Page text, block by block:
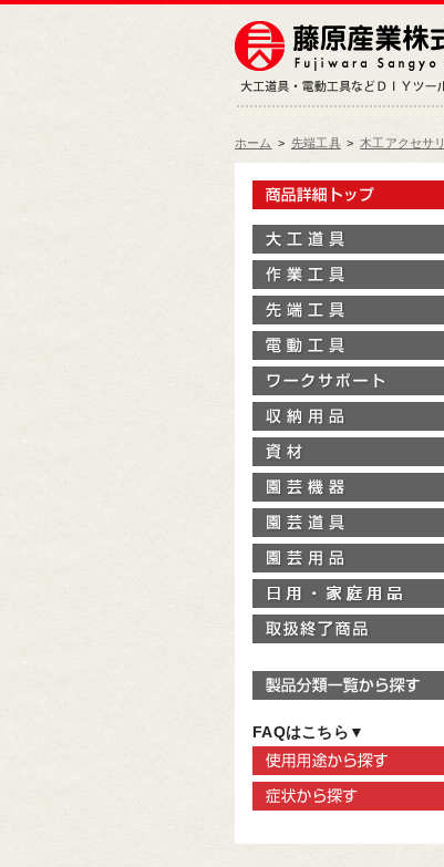
ホーム > 先端工具 > 木工アクセサリ
FAQはこちら▼